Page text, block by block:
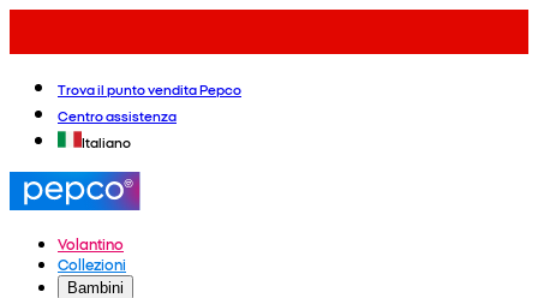
Trova il punto vendita Pepco
Centro assistenza
Italiano
Volantino
Collezioni
Bambini